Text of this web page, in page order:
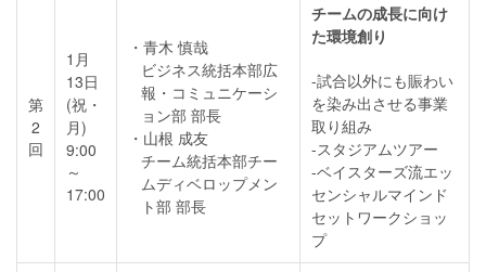
第
2
回
1月
13日
(祝・
月)
9:00
～
17:00
青木 慎哉
ビジネス統括本部広
報・コミュニケーシ
ョン部 部長
山根 成友
チーム統括本部チー
ムディベロップメン
ト部 部長
チームの成長に向け
た環境創り
-試合以外にも賑わい
を染み出させる事業
取り組み
-スタジアムツアー
-ベイスターズ流エッ
センシャルマインド
セットワークショッ
プ